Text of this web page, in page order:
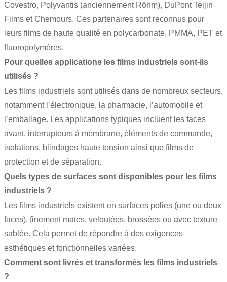
Covestro, Polyvantis (anciennement Röhm), DuPont Teijin
Films et Chemours. Ces partenaires sont reconnus pour
leurs films de haute qualité en polycarbonate, PMMA, PET et
fluoropolymères.
Pour quelles applications les films industriels sont-ils
utilisés ?
Les films industriels sont utilisés dans de nombreux secteurs,
notamment l’électronique, la pharmacie, l’automobile et
l’emballage. Les applications typiques incluent les faces
avant, interrupteurs à membrane, éléments de commande,
isolations, blindages haute tension ainsi que films de
protection et de séparation.
Quels types de surfaces sont disponibles pour les films
industriels ?
Les films industriels existent en surfaces polies (une ou deux
faces), finement mates, veloutées, brossées ou avec texture
sablée. Cela permet de répondre à des exigences
esthétiques et fonctionnelles variées.
Comment sont livrés et transformés les films industriels
?